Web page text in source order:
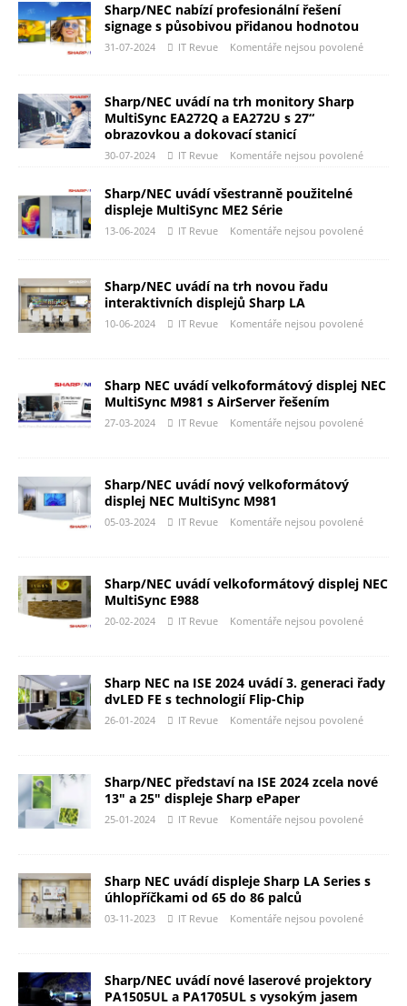
Sharp/NEC nabízí profesionální řešení
signage s působivou přidanou hodnotou
31-07-2024 IT Revue Komentáře nejsou povolené
Sharp/NEC uvádí na trh monitory Sharp
MultiSync EA272Q a EA272U s 27“
obrazovkou a dokovací stanicí
30-07-2024 IT Revue Komentáře nejsou povolené
Sharp/NEC uvádí všestranně použitelné
displeje MultiSync ME2 Série
13-06-2024 IT Revue Komentáře nejsou povolené
Sharp/NEC uvádí na trh novou řadu
interaktivních displejů Sharp LA
10-06-2024 IT Revue Komentáře nejsou povolené
Sharp NEC uvádí velkoformátový displej NEC
MultiSync M981 s AirServer řešením
27-03-2024 IT Revue Komentáře nejsou povolené
Sharp/NEC uvádí nový velkoformátový
displej NEC MultiSync M981
05-03-2024 IT Revue Komentáře nejsou povolené
Sharp/NEC uvádí velkoformátový displej NEC
MultiSync E988
20-02-2024 IT Revue Komentáře nejsou povolené
Sharp NEC na ISE 2024 uvádí 3. generaci řady
dvLED FE s technologií Flip-Chip
26-01-2024 IT Revue Komentáře nejsou povolené
Sharp/NEC představí na ISE 2024 zcela nové
13″ a 25″ displeje Sharp ePaper
25-01-2024 IT Revue Komentáře nejsou povolené
Sharp NEC uvádí displeje Sharp LA Series s
úhlopříčkami od 65 do 86 palců
03-11-2023 IT Revue Komentáře nejsou povolené
Sharp/NEC uvádí nové laserové projektory
PA1505UL a PA1705UL s vysokým jasem